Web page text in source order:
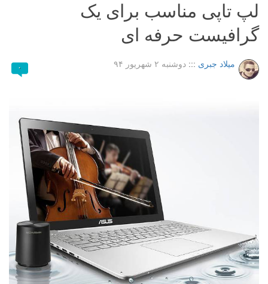
لپ تاپی مناسب برای یک
گرافیست حرفه ای
میلاد جبری ::: دوشنبه ۲ شهریور ۹۴ ۰